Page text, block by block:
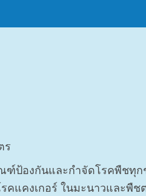
ร
ฑ์ป้องกันและกำจัดโรคพืชทุก
รคแคงเกอร์ ในมะนาวและพื